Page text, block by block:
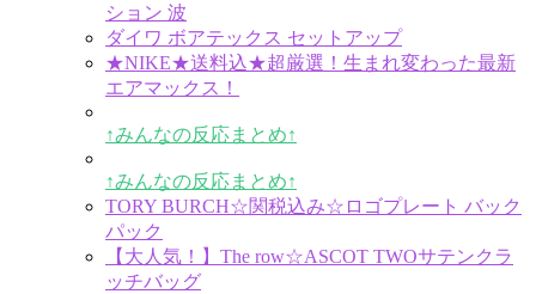
ション 波
ダイワ ボアテックス セットアップ
★NIKE★送料込★超厳選！生まれ変わった最新
エアマックス！
↑みんなの反応まとめ↑
↑みんなの反応まとめ↑
TORY BURCH☆関税込み☆ロゴプレート バック
パック
【大人気！】The row☆ASCOT TWOサテンクラ
ッチバッグ